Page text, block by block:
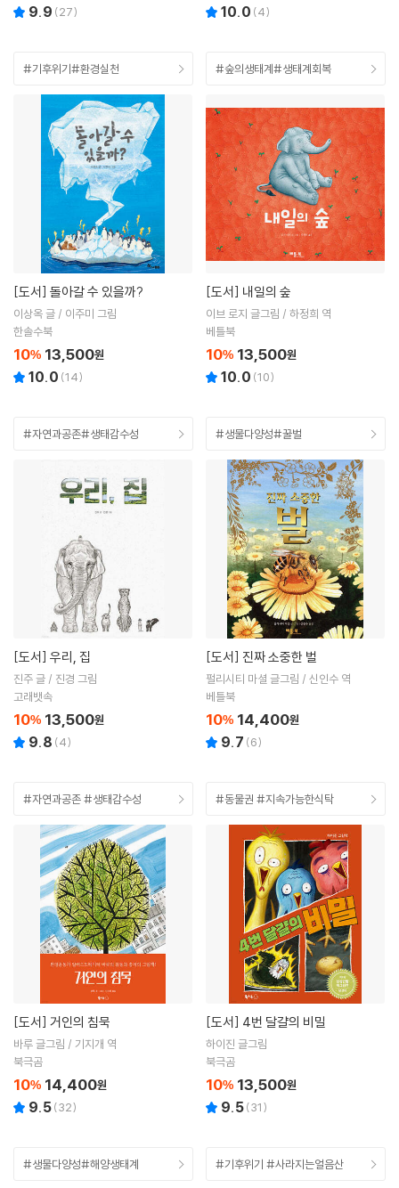
9.9 (27) 10.0 (4)
#기후위기#환경실천
[도서] 돌아갈 수 있을까?
이상옥 글 / 이주미 그림
한솔수북
10% 13,500원
10.0 (14)
#숲의생태계#생태계회복
[도서] 내일의 숲
이브 로지 글그림 / 하정희 역
베틀북
10% 13,500원
10.0 (10)
#자연과공존#생태감수성
[도서] 우리, 집
진주 글 / 진경 그림
고래뱃속
10% 13,500원
9.8 (4)
#생물다양성#꿀벌
[도서] 진짜 소중한 벌
펄리시티 마셜 글그림 / 신인수 역
베틀북
10% 14,400원
9.7 (6)
#자연과공존 #생태감수성
[도서] 거인의 침묵
바루 글그림 / 기지개 역
북극곰
10% 14,400원
9.5(32)
#동물권 #지속가능한식탁
[도서] 4번 달걀의 비밀
하이진 글그림
북극곰
10% 13,500원
9.5(31)
#생물다양성#해양생태계 #기후위기 #사라지는얼음산